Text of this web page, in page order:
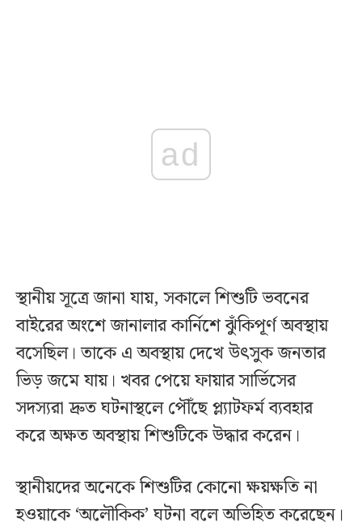
ad
স্থানীয় সূত্রে জানা যায়, সকালে শিশুটি ভবনের
বাইরের অংশে জানালার কার্নিশে ঝুঁকিপূর্ণ অবস্থায়
বসেছিল। তাকে এ অবস্থায় দেখে উৎসুক জনতার
ভিড় জমে যায়। খবর পেয়ে ফায়ার সার্ভিসের
সদস্যরা দ্রুত ঘটনাস্থলে পৌঁছে প্ল্যাটফর্ম ব্যবহার
করে অক্ষত অবস্থায় শিশুটিকে উদ্ধার করেন।
স্থানীয়দের অনেকে শিশুটির কোনো ক্ষয়ক্ষতি না
হওয়াকে ‘অলৌকিক’ ঘটনা বলে অভিহিত করেছেন।